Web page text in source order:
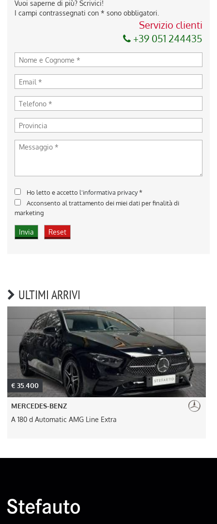
Vuoi saperne di più? Scrivici!
I campi contrassegnati con * sono obbligatori.
Servizio clienti
+39 051 244435
Ho letto e accetto l'informativa privacy*
Acconsento al trattamento dei miei dati per finalità di
marketing
ULTIMI ARRIVI
€ 35.400
MERCEDES-BENZ
A 180 d Automatic AMG Line Extra